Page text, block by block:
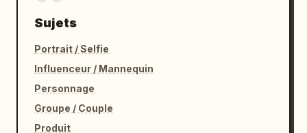
Sujets
Portrait / Selfie
Influenceur / Mannequin
Personnage
Groupe / Couple
Produit